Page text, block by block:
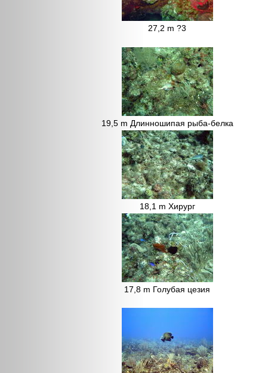
27,2 m ?3
19,5 m Длинношипая рыба-белка
18,1 m Хирург
17,8 m Голубая цезия